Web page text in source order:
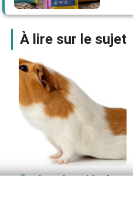
À lire sur le sujet
Quel est le poids de